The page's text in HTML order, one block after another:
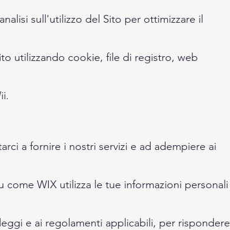
sull'utilizzo del Sito per ottimizzare il
utilizzando cookie, file di registro, web
a fornire i nostri servizi e ad adempiere ai
WIX utilizza le tue informazioni personali
e ai regolamenti applicabili, per rispondere